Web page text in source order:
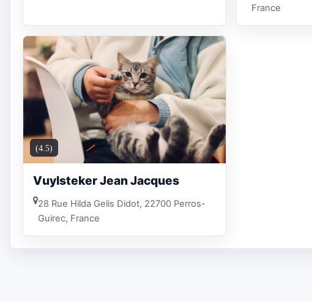
France
(4.5)
Vuylsteker Jean Jacques
28 Rue Hilda Gelis Didot, 22700 Perros-
Guirec, France